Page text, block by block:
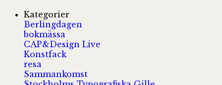
Kategorier
Berlingdagen
bokmässa
CAP&Design Live
Konstfack
resa
Sammankomst